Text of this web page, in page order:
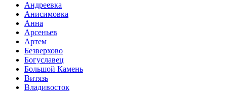
Андреевка
Анисимовка
Анна
Арсеньев
Артем
Безверхово
Богуславец
Большой Камень
Витязь
Владивосток